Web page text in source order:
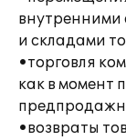
внутренними
и складами
•торговля
как в момент
•возвраты